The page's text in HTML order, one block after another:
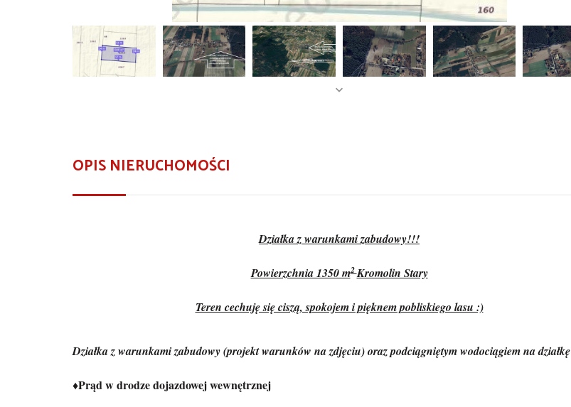
OPIS NIERUCHOMOŚCI
Działka z warunkami zabudowy!!!
Powierzchnia 1350 m2Kromolin Stary
Teren cechuję się ciszą, spokojem i pięknem pobliskiego lasu :)
Działka z warunkami zabudowy (projekt warunków na zdjęciu) oraz podciągniętym wodociągiem na działkę
♦Prąd w drodze dojazdowej wewnętrznej